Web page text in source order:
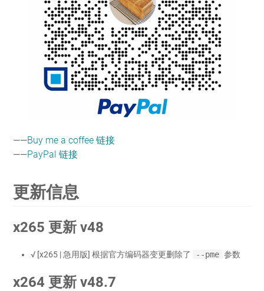
——Buy me a coffee 链接
——PayPal 链接
更新信息
x265 更新 v48
√ [x265 | 急用版] 根据官方编码器变更删除了 --pme 参数
x264 更新 v48.7